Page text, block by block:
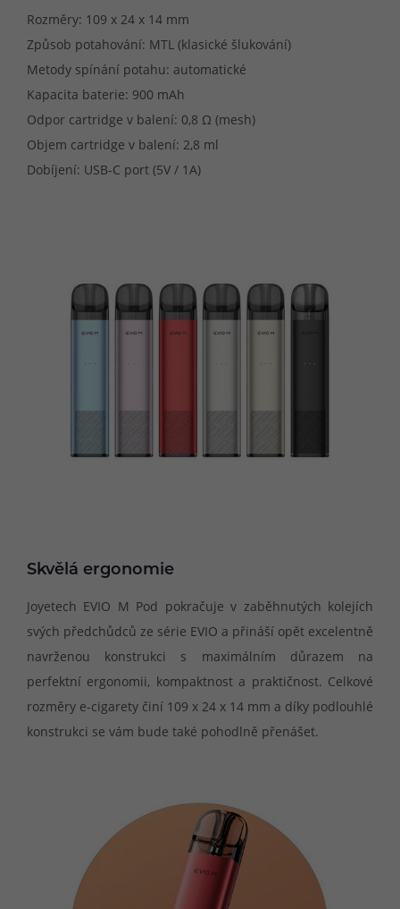
Rozměry: 109 x 24 x 14 mm
Způsob potahování: MTL (klasické šlukování)
Metody spínání potahu: automatické
Kapacita baterie: 900 mAh
Odpor cartridge v balení: 0,8 Ω (mesh)
Objem cartridge v balení: 2,8 ml
Dobíjení: USB-C port (5V / 1A)
Skvělá ergonomie
Joyetech EVIO M Pod pokračuje v zaběhnutých kolejích
svých předchůdců ze série EVIO a přináší opět excelentně
navrženou konstrukci s maximálním důrazem na
perfektní ergonomii, kompaktnost a praktičnost. Celkové
rozměry e-cigarety činí 109 x 24 x 14 mm a díky podlouhlé
konstrukci se vám bude také pohodlně přenášet.